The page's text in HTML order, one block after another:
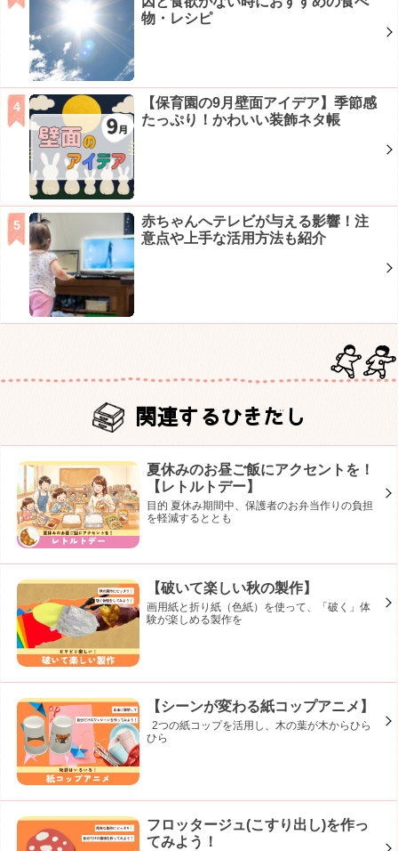
物・レシピ
【保育園の9月壁面アイデア】季節感
たっぷり！かわいい装飾ネタ帳
赤ちゃんへテレビが与える影響！注
意点や上手な活用方法も紹介
関連するひきだし
夏休みのお昼ご飯にアクセントを！
【レトルトデー】
目的 夏休み期間中、保護者のお弁当作りの負担
を軽減するととも
【破いて楽しい秋の製作】
画用紙と折り紙（色紙）を使って、「破く」体
験が楽しめる製作を
【シーンが変わる紙コップアニメ】
2つの紙コップを活用し、木の葉が木からひら
ひら
フロッタージュ(こすり出し)を作っ
てみよう！